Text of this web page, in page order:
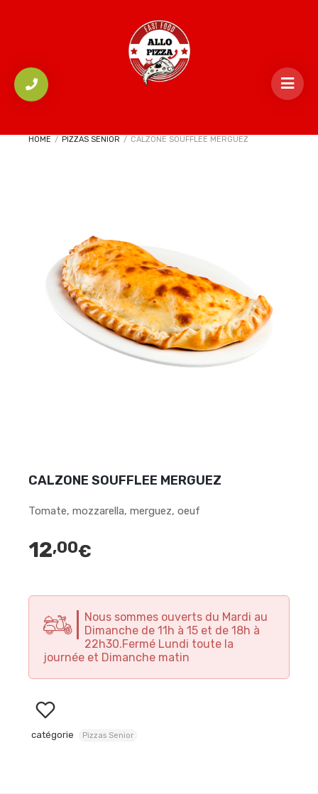
HOME / PIZZAS SENIOR / CALZONE SOUFFLEE MERGUEZ
CALZONE SOUFFLEE MERGUEZ
Tomate, mozzarella, merguez, oeuf
12,00€
Nous sommes ouverts du Mardi au
Dimanche de 11h à 15 et de 18h à
22h30.Fermé Lundi toute la
journée et Dimanche matin
catégorie Pizzas Senior